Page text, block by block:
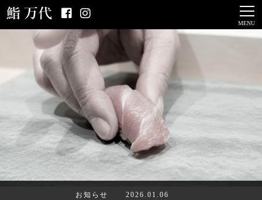
MENU
お知らせ
2026.01.06